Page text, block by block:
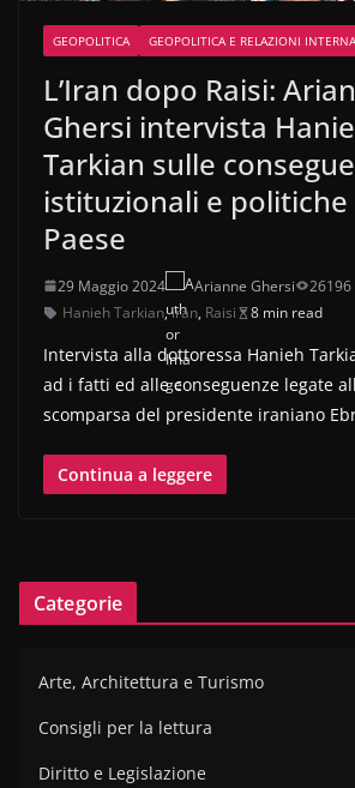
GEOPOLITICA GEOPOLITICA E RELAZIONI
L’Iran dopo Raisi:
Ghersi intervista
Tarkian sulle
istituzionali e politiche
Paese
29 Maggio 2024 Arianne Ghersi
26196
Hanieh Tarkian,iran, Raisi 8 min read
Intervista alla dottoressa Hanieh
ad i fatti ed alle conseguenze legate
scomparsa del presidente iraniano
Continua a leggere
Categorie
Arte, Architettura e Turismo
Consigli per la lettura
Diritto e Legislazione